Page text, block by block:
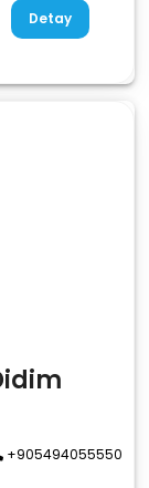
Detay
+905494055550